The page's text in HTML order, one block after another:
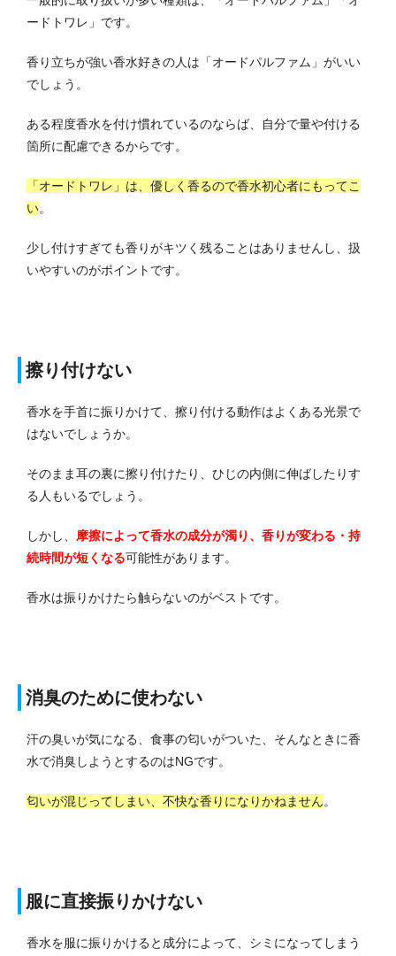
ードトワレ」です。
香り立ちが強い香水好きの人は「オードパルファム」がいい
でしょう。
ある程度香水を付け慣れているのならば、自分で量や付ける
箇所に配慮できるからです。
「オードトワレ」は、優しく香るので香水初心者にもってこ
い。
少し付けすぎても香りがキツく残ることはありませんし、扱
いやすいのがポイントです。
擦り付けない
香水を手首に振りかけて、擦り付ける動作はよくある光景で
はないでしょうか。
そのまま耳の裏に擦り付けたり、ひじの内側に伸ばしたりす
る人もいるでしょう。
しかし、 摩擦によって香水の成分が濁り、香りが変わる・持
続時間が短くなる可能性があります。
香水は振りかけたら触らないのがベストです。
消臭のために使わない
汗の臭いが気になる、食事の匂いがついた、そんなときに香
水で消臭しようとするのはNGです。
匂いが混じってしまい、不快な香りになりかねません。
服に直接振りかけない
香水を服に振りかけると成分によって、シミになってしまう